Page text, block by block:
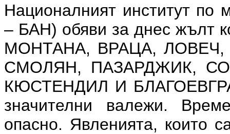
Националният институт по
– БАН) обяви за днес жълт
МОНТАНА, ВРАЦА,
СМОЛЯН, ПАЗАРДЖИК,
КЮСТЕНДИЛ И
значителни валежи.
опасно. Явленията, които